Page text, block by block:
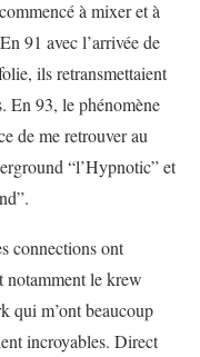
à mixer et à
91 avec l’arrivée de
ils retransmettaient
En 93, le phénomène
de me retrouver au
“l’Hypnotic” et
connections ont
notamment le krew
qui m’ont beaucoup
incroyables. Direct